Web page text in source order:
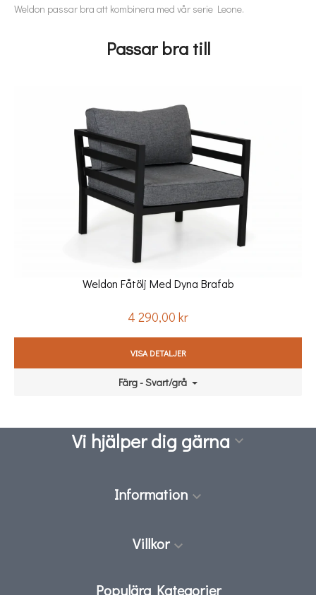
Weldon passar bra att kombinera med vår serie Leone.
Passar bra till
Weldon Fåtölj Med Dyna Brafab
Pris
4 290,00 kr
VISA DETALJER
Färg - Svart/grå
Vi hjälper dig gärna 
Information 
Villkor 
Populära Kategorier